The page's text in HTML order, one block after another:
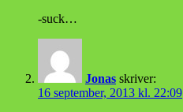
-suck…
Jonas skriver:
16 september, 2013 kl. 22:09